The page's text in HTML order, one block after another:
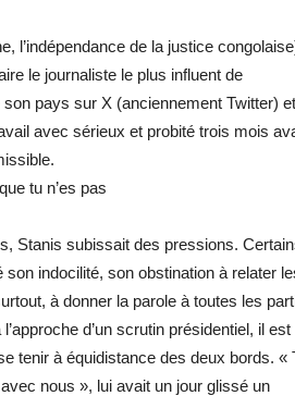
l’indépendance de la justice
le journaliste le plus influent de
pays sur X (anciennement Twitter)
avec sérieux et probité trois mois
tu n’es pas
Stanis subissait des pressions.
son indocilité, son obstination à relater
à donner la parole à toutes les
d’un scrutin présidentiel, il est
tenir à équidistance des deux bords.
avec nous », lui avait un jour glissé un